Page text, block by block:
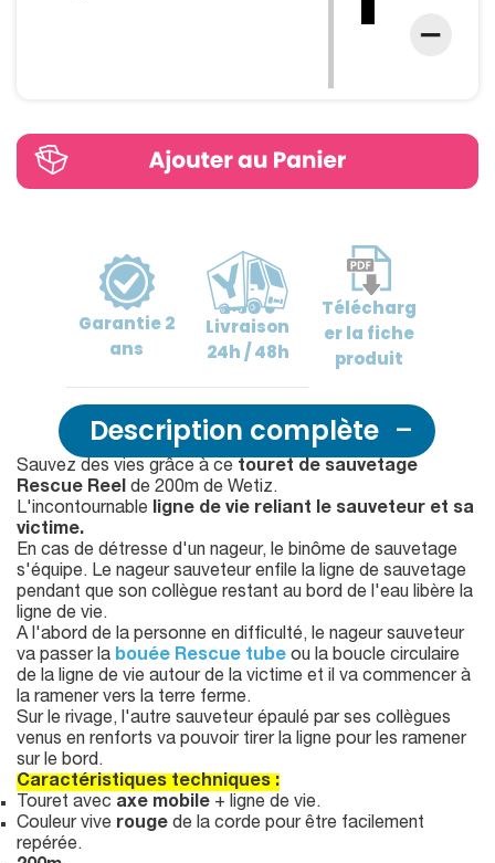
Garantie2
ans
Livraison
24h / 48h
Télécharg
erla fiche
produit
Description complète
Sauvez des vies grâce à ce touret de sauvetage
Rescue Reel de 200m de Wetiz.
L'incontournable ligne de vie reliant le sauveteur et sa
victime.
En cas de détresse d'un nageur, le binôme de sauvetage
s'équipe. Le nageur sauveteur enfile la ligne de sauvetage
pendant que son collègue restant au bord de l'eau libère la
ligne de vie.
A l'abord de la personne en difficulté, le nageur sauveteur
va passer la bouée Rescue tube ou la boucle circulaire
de la ligne de vie autour de la victime et il va commencer à
la ramener vers la terre ferme.
Sur le rivage, l'autre sauveteur épaulé par ses collègues
venus en renforts va pouvoir tirer la ligne pour les ramener
sur le bord.
Caractéristiques techniques :
Touret avec axe mobile + ligne de vie.
Couleur vive rouge de la corde pour être facilement
repérée.